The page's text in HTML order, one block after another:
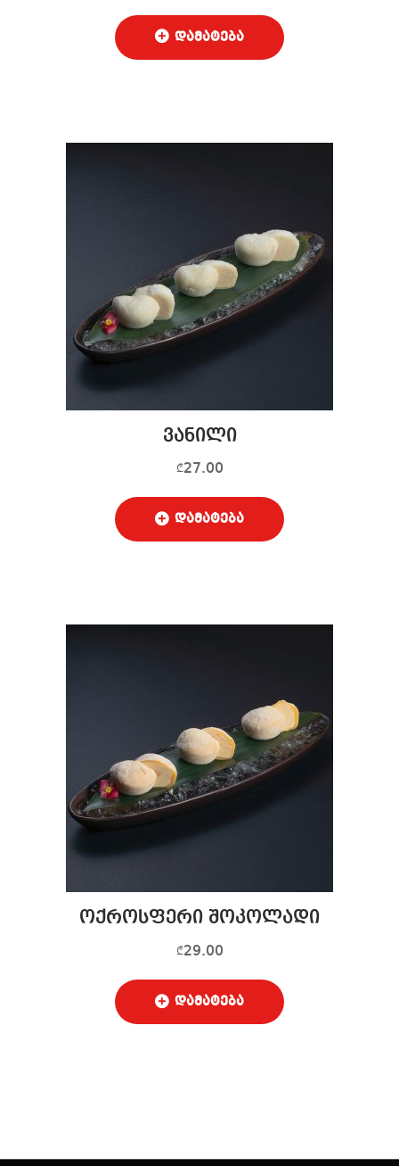
დამატება
ვანილი
₾27.00
დამატება
ოქროსფერი შოკოლადი
₾29.00
დამატება